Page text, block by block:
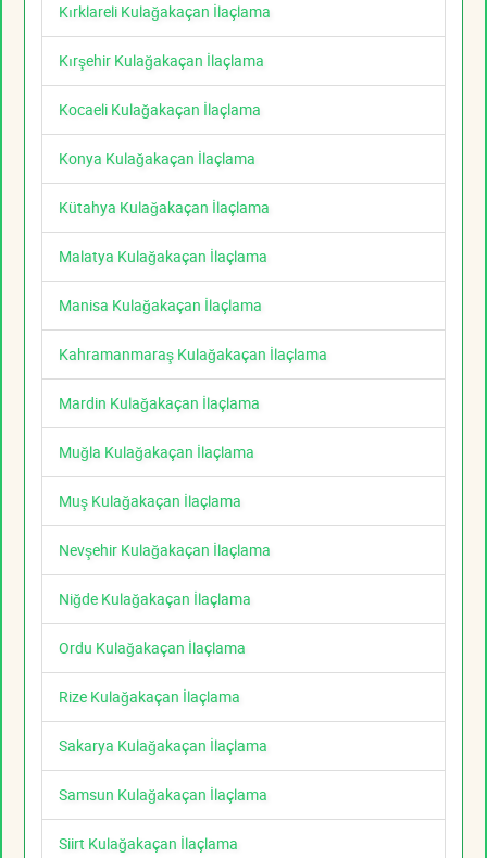
Kırklareli Kulağakaçan İlaçlama
Kırşehir Kulağakaçan İlaçlama
Kocaeli Kulağakaçan İlaçlama
Konya Kulağakaçan İlaçlama
Kütahya Kulağakaçan İlaçlama
Malatya Kulağakaçan İlaçlama
Manisa Kulağakaçan İlaçlama
Kahramanmaraş Kulağakaçan İlaçlama
Mardin Kulağakaçan İlaçlama
Muğla Kulağakaçan İlaçlama
Muş Kulağakaçan İlaçlama
Nevşehir Kulağakaçan İlaçlama
Niğde Kulağakaçan İlaçlama
Ordu Kulağakaçan İlaçlama
Rize Kulağakaçan İlaçlama
Sakarya Kulağakaçan İlaçlama
Samsun Kulağakaçan İlaçlama
Siirt Kulağakaçan İlaçlama